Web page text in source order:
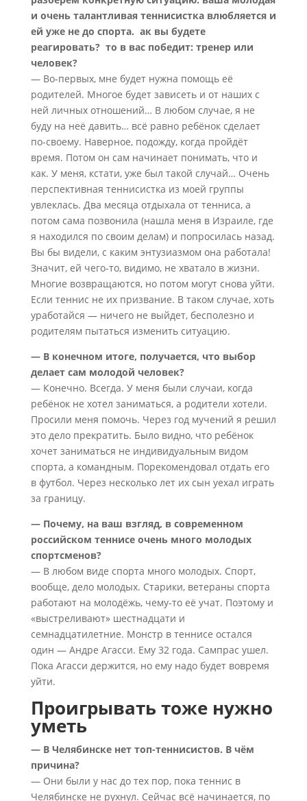
и очень талантливая теннисистка влюбляется и
ей уже не до спорта. ак вы будете
реагировать? то в вас победит: тренер или
человек?
— Во-первых, мне будет нужна помощь её
родителей. Многое будет зависеть и от наших с
ней личных отношений… В любом случае, я не
буду на неё давить… всё равно ребёнок сделает
по-своему. Наверное, подожду, когда пройдёт
время. Потом он сам начинает понимать, что и
как. У меня, кстати, уже был такой случай… Очень
перспективная теннисистка из моей группы
увлеклась. Два месяца отдыхала от тенниса, а
потом сама позвонила (нашла меня в Израиле, где
я находился по своим делам) и попросилась назад.
Вы бы видели, с каким энтузиазмом она работала!
Значит, ей чего-то, видимо, не хватало в жизни.
Многие возвращаются, но потом могут снова уйти.
Если теннис не их призвание. В таком случае, хоть
уработайся — ничего не выйдет, бесполезно и
родителям пытаться изменить ситуацию.
— В конечном итоге, получается, что выбор
делает сам молодой человек?
— Конечно. Всегда. У меня были случаи, когда
ребёнок не хотел заниматься, а родители хотели.
Просили меня помочь. Через год мучений я решил
это дело прекратить. Было видно, что ребёнок
хочет заниматься не индивидуальным видом
спорта, а командным. Порекомендовал отдать его
в футбол. Через несколько лет их сын уехал играть
за границу.
— Почему, на ваш взгляд, в современном
российском теннисе очень много молодых
спортсменов?
— В любом виде спорта много молодых. Спорт,
вообще, дело молодых. Старики, ветераны спорта
работают на молодёжь, чему-то её учат. Поэтому и
«выстреливают» шестнадцати и
семнадцатилетние. Монстр в теннисе остался
один — Андре Агасси. Ему 32 года. Сампрас ушел.
Пока Агасси держится, но ему надо будет вовремя
уйти.
Проигрывать тоже нужно
уметь
— В Челябинске нет топ-теннисистов. В чём
причина?
— Они были у нас до тех пор, пока теннис в
Челябинске не рухнул. Сейчас всё начинается, по